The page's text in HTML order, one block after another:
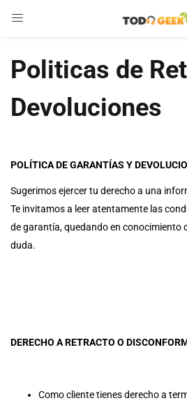
Politicas de
Devoluciones
POLÍTICA DE GARANTÍAS Y
Sugerimos ejercer tu derecho a una
Te invitamos a leer atentamente las
de garantía, quedando en conocimiento
duda.
DERECHO A RETRACTO O
Como cliente tienes derecho a
Enter your username and password to
Remember me
Ingresar
Lost